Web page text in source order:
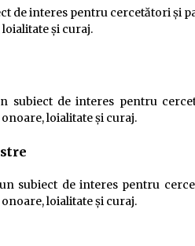
de interes pentru cercetători și
și curaj.
subiect de interes pentru
loialitate și curaj.
subiect de interes pentru
loialitate și curaj.